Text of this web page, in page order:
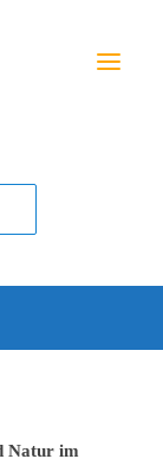
Natur im